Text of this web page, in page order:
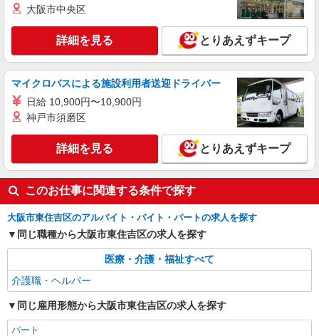
時給1550円〜2187円 ＜日払い有/週払い有/交
東住吉区
キープ 詳細を見る
派遣社員
株式会社kotrio /●OS-H2-2011874
OKのデイスタッフ
時給1550円〜2187円 ＜日払い有/週払い有/交
通費全支給(ガソリン代含む)＞
東住吉区
詳細を見る
大阪市中央区
詳細を見る とりあえずキープ
マイクロバスによる施設利用者送迎ドライバー
日給 10,900円〜10,900円
神戸市須磨区
詳細を見る とりあえずキープ
このお仕事に関連する条件で探す
大阪市東住吉区のアルバイト・バイト・パートの求人を探す
同じ職種から大阪市東住吉区の求人を探す
医療・介護・福祉すべて
介護職・ヘルパー
同じ雇用形態から大阪市東住吉区の求人を探す
パート